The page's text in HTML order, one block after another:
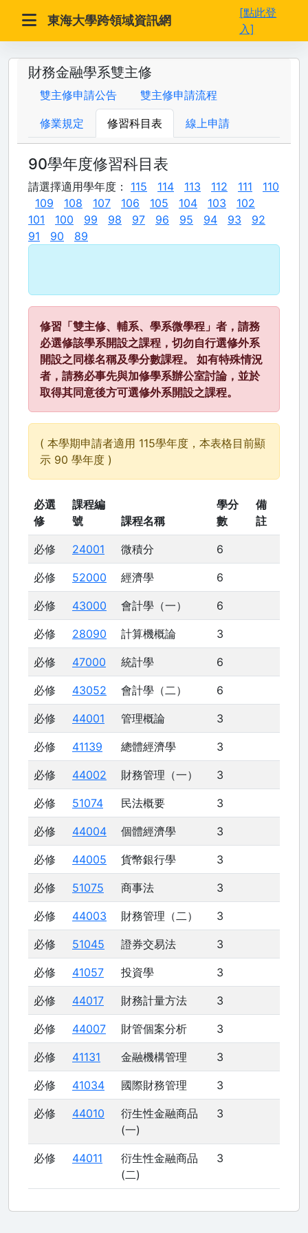
東海大學跨領域資訊網
[點此登
入]
財務金融學系雙主修
雙主修申請公告 雙主修申請流程
修業規定 修習科目表 線上申請
90學年度修習科目表
請選擇適用學年度： 115 114 113 112 111
110
109
108 107 106 105 104 103
102
101
100 99 98 97 96 95 94 93
92
91
90 89
修習「雙主修、輔系、學系微學程」者，請務
必選修該學系開設之課程，切勿自行選修外系
開設之同樣名稱及學分數課程。 如有特殊情況
者，請務必事先與加修學系辦公室討論，並於
取得其同意後方可選修外系開設之課程。
( 本學期申請者適用 115學年度，本表格目前顯
示 90 學年度 )
必選
修
課程編
號
課程名稱
學分
數
備
註
必修 24001 微積分 6
必修 52000 經濟學 6
必修 43000 會計學（一） 6
必修 28090 計算機概論 3
必修 47000 統計學 6
必修 43052 會計學（二） 6
必修 44001 管理概論 3
必修 41139 總體經濟學 3
必修 44002 財務管理（一） 3
必修 51074 民法概要 3
必修 44004 個體經濟學 3
必修 44005 貨幣銀行學 3
必修 51075 商事法 3
必修 44003 財務管理（二） 3
必修 51045 證券交易法 3
必修 41057 投資學 3
必修 44017 財務計量方法 3
必修 44007 財管個案分析 3
必修 41131 金融機構管理 3
必修 41034 國際財務管理 3
必修 44010
衍生性金融商品
(一)
3
必修 44011
衍生性金融商品
(二)
3